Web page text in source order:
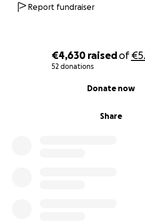
€4,630 raisedof
52 donations
Share
Donate now
Report fundraiser